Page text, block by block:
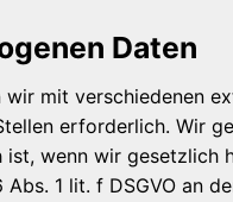
Daten
mit verschiedenen
erforderlich. Wir
wenn wir
1 lit. f DSGVO an